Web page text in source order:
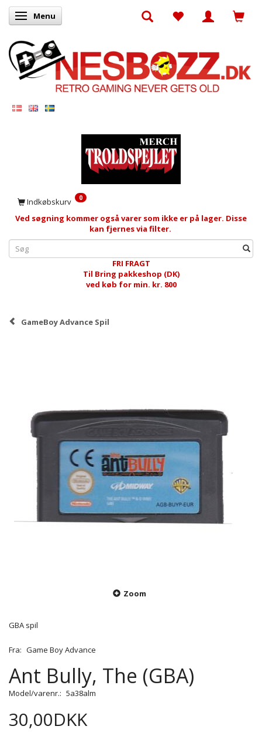
Skifte navigation
Menu
Indkøbskurv 0
Ved søgning kommer også varer som ikke er på lager. Disse
kan fjernes via filter.
FRI FRAGT
Til Bring pakkeshop (DK)
ved køb for min. kr. 800
GameBoy Advance Spil
Zoom
GBA spil
Fra: Game Boy Advance
Ant Bully, The (GBA)
Model/varenr.: 5a38alm
30,00DKK